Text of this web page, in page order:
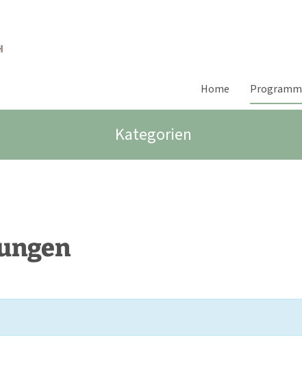
Home
Programm
Kategorien